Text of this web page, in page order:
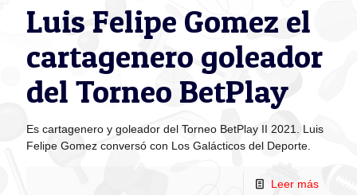
Luis Felipe Gomez el
cartagenero goleador
del Torneo BetPlay
Es cartagenero y goleador del Torneo BetPlay II 2021. Luis
Felipe Gomez conversó con Los Galácticos del Deporte.
Leer más